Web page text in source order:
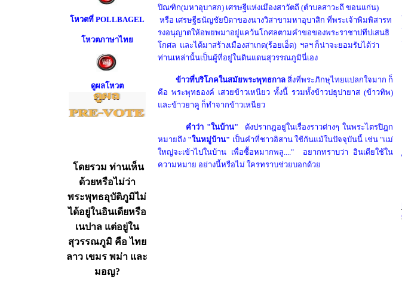
โหวตที่ POLLBAGEL
โหวตภาษาไทย
ดูผลโหวต
โดยรวม ท่านเห็น
ด้วยหรือไม่ว่า
พระพุทธอุบัติภูมิไม่
ได้อยู่ในอินเดียหรือ
เนปาล แต่อยู่ใน
สุวรรณภูมิ คือ ไทย
ลาว เขมร พม่า และ
มอญ?
ปิณฑิก(มหาอุบาสก) เศรษฐีแห่งเมืองสาวัตถี (ตำบลสาวะถี ขอนแก่น)
หรือ เศรษฐีธนัญชัยบิดาของนางวิสาขามหาอุบาสิก ที่พระเจ้าพิมพิสารท
รงอนุญาตให้อพยพมาอยู่แคว้นโกศลตามคำขอของพระราชาปทีปเสนธิ
โกศล และได้มาสร้างเมืองสาเกต(ร้อยเอ็ด) ฯลฯ ก็น่าจะยอมรับได้ว่า
ท่านเหล่านั้นเป็นผู้ที่อยู่ในดินแดนสุวรรณภูมินี่เอง
ข้าวที่บริโภคในสมัยพระพุทธกาล สิ่งที่พระภิกษุไทยแปลกใจมาก ก็
คือ พระพุทธองค์ เสวยข้าวเหนียว ทั้งนี้ รวมทั้งข้าวปธุปายาส (ข้าวทิพ)
และข้าวยาคู ก็ทำจากข้าวเหนียว
คำว่า "ในบ้าน" ดังปรากฎอยู่ในเรื่องราวต่างๆ ในพระไตรปิฎก
หมายถึง "ในหมู่บ้าน" เป็นคำที่ชาวอิสาน ใช้กันแม้ในปัจจุบันนี้ เช่น "แม่
ใหญ่จะเข้าไปในบ้าน เพื่อซื้อหมากพลู...." อยากทราบว่า อินเดียใช้ใน
ความหมาย อย่างนี้หรือไม่ ใครทราบช่วยบอกด้วย